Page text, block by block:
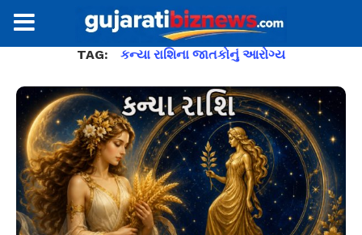
TAG: કન્યા રાશિના જાતકોનું આરોગ્ય